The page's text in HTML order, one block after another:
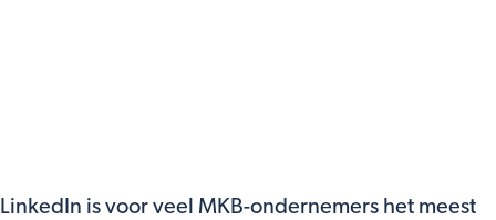
LinkedIn is voor veel MKB-ondernemers het meest